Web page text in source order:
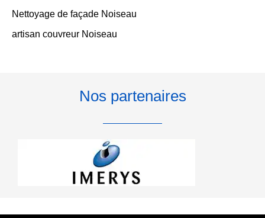
Nettoyage de façade Noiseau
artisan couvreur Noiseau
Nos partenaires